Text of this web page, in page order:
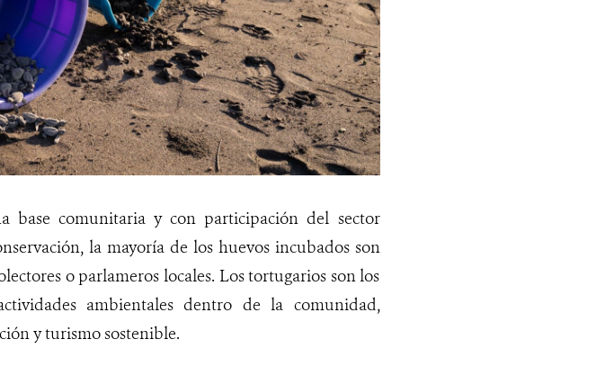
base comunitaria y con participación del sector
la mayoría de los huevos incubados son
o parlameros locales. Los tortugarios son los
ambientales dentro de la comunidad,
y turismo sostenible.